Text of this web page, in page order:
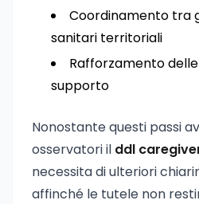
Coordinamento tra
sanitari territoriali
Rafforzamento
supporto
Nonostante questi passi
osservatori il ddl
necessita di ulteriori
affinché le tutele non